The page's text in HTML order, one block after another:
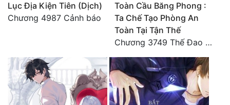
Truyện Nam
Truyện Nữ
Lục Địa Kiện Tiên (Dịch)
Chương 4987 Cảnh báo
Toàn Cầu Băng Phong :
Ta Chế Tạo Phòng An
Toàn Tại Tận Thế
Chương 3749 Thế Đao xuất kích